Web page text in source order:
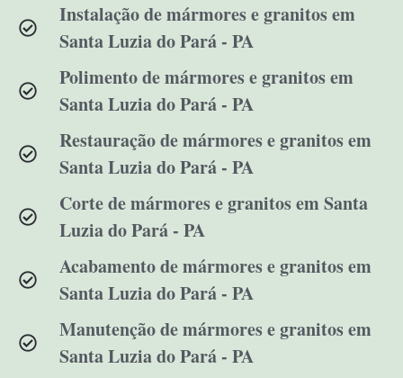
Instalação de mármores e granitos em
Santa Luzia do Pará - PA
Polimento de mármores e granitos em
Santa Luzia do Pará - PA
Restauração de mármores e granitos em
Santa Luzia do Pará - PA
Corte de mármores e granitos em Santa
Luzia do Pará - PA
Acabamento de mármores e granitos em
Santa Luzia do Pará - PA
Manutenção de mármores e granitos em
Santa Luzia do Pará - PA